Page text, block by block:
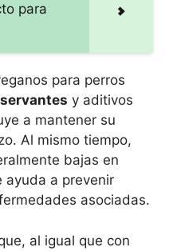
para
para perros
y aditivos
a mantener su
Al mismo tiempo,
bajas en
ayuda a prevenir
asociadas.
al igual que con